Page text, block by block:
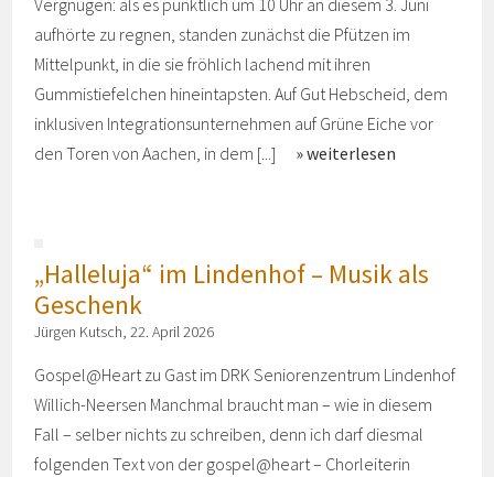
Vergnügen: als es pünktlich um 10 Uhr an diesem 3. Juni
aufhörte zu regnen, standen zunächst die Pfützen im
Mittelpunkt, in die sie fröhlich lachend mit ihren
Gummistiefelchen hineintapsten. Auf Gut Hebscheid, dem
inklusiven Integrationsunternehmen auf Grüne Eiche vor
den Toren von Aachen, in dem [...]
weiterlesen
„Halleluja“ im Lindenhof – Musik als
Geschenk
Jürgen Kutsch, 22. April 2026
Gospel@Heart zu Gast im DRK Seniorenzentrum Lindenhof
Willich-Neersen Manchmal braucht man – wie in diesem
Fall – selber nichts zu schreiben, denn ich darf diesmal
folgenden Text von der gospel@heart – Chorleiterin